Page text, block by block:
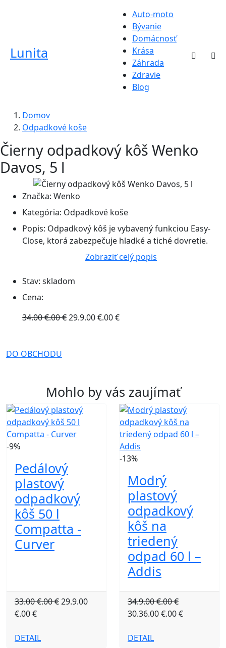
Lunita
Auto-moto
Bývanie
Domácnosť
Krása
Záhrada
Zdravie
Blog
Domov
Odpadkové koše
Čierny odpadkový kôš Wenko
Davos, 5 l
Značka: Wenko
Kategória: Odpadkové koše
Popis: Odpadkový kôš je vybavený funkciou Easy-
Close, ktorá zabezpečuje hladké a tiché dovretie.
Zobraziť celý popis
Stav: skladom
Cena:
34.00 €.00 €29.9.00 €.00 €
DO OBCHODU
Mohlo by vás zaujímať
-9%
Pedálový
plastový
odpadkový
kôš 50 l
Compatta -
Curver
33.00 €.00 €29.9.00
€.00 €
DETAIL
-13%
Modrý
plastový
odpadkový
kôš na
triedený
odpad 60 l –
Addis
34.9.00 €.00 €
30.36.00 €.00 €
DETAIL